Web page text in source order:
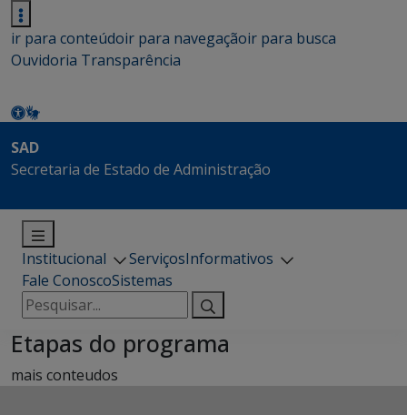
ir para conteúdoir para navegaçãoir para busca
Ouvidoria Transparência
SAD
Secretaria de Estado de Administração
Institucional ServiçosInformativos
Fale ConoscoSistemas
Pesquisar
por:
Etapas do programa
mais conteudos